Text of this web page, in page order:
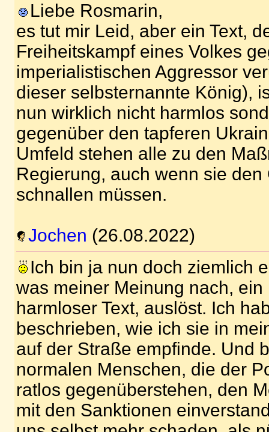
Liebe Rosmarin,
es tut mir Leid, aber ein Text,
Freiheitskampf eines Volkes
imperialistischen Aggressor
dieser selbsternannte König),
nun wirklich nicht harmlos
gegenüber den tapferen
Umfeld stehen alle zu den
Regierung, auch wenn sie den
schnallen müssen.
Jochen (26.08.2022)
Ich bin ja nun doch ziemlich
was meiner Meinung nach, ein
harmloser Text, auslöst. Ich
beschrieben, wie ich sie in
auf der Straße empfinde. Und
normalen Menschen, die der
ratlos gegenüberstehen, den
mit den Sanktionen